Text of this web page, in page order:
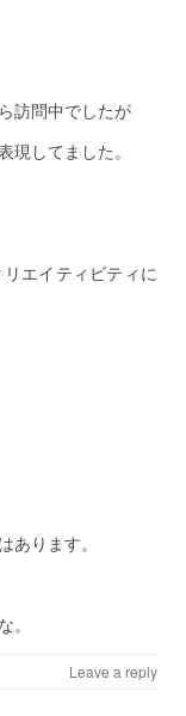
訪問中でしたが
現してました。
エイティビティに
あります。
。
Leave a reply